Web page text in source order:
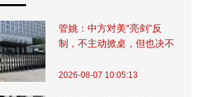
管姚：中方对美“亮剑”反
制，不主动掀桌，但也决不
2026-08-07 10:05:13